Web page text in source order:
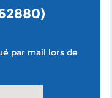
par mail lors de